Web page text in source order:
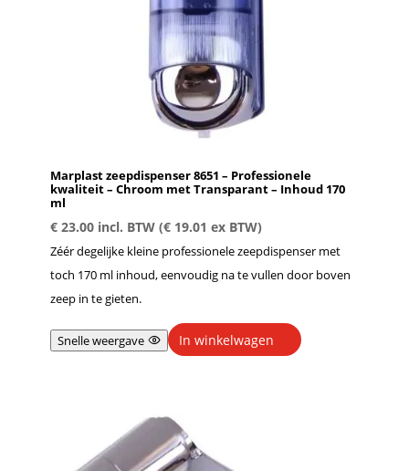
Marplast zeepdispenser 8651 – Professionele
kwaliteit – Chroom met Transparant – Inhoud 170
ml
€23.00 incl. BTW (€19.01 ex BTW)
Zéér degelijke kleine professionele zeepdispenser met
toch 170 ml inhoud, eenvoudig na te vullen door boven
zeep in te gieten.
Snelle weergave In winkelwagen